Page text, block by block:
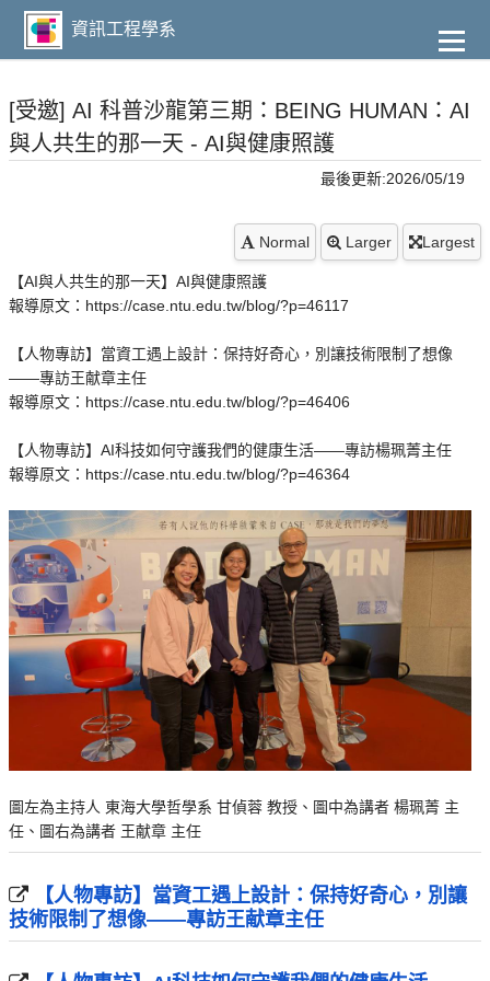
主
要
容
資訊工程學系
[受邀] AI 科普沙龍第三期：BEING HUMAN：AI
與人共生的那一天 - AI與健康照護
最後更新:2026/05/19
Normal Larger Largest
【AI與人共生的那一天】AI與健康照護
報導原文：https://case.ntu.edu.tw/blog/?p=46117
【人物專訪】當資工遇上設計：保持好奇心，別讓技術限制了想像
——專訪王献章主任
報導原文：https://case.ntu.edu.tw/blog/?p=46406
【人物專訪】AI科技如何守護我們的健康生活——專訪楊珮菁主任
報導原文：https://case.ntu.edu.tw/blog/?p=46364
圖左為主持人 東海大學哲學系 甘偵蓉 教授、圖中為講者 楊珮菁 主
任、圖右為講者 王献章 主任
【人物專訪】當資工遇上設計：保持好奇心，別讓
技術限制了想像——專訪王献章主任